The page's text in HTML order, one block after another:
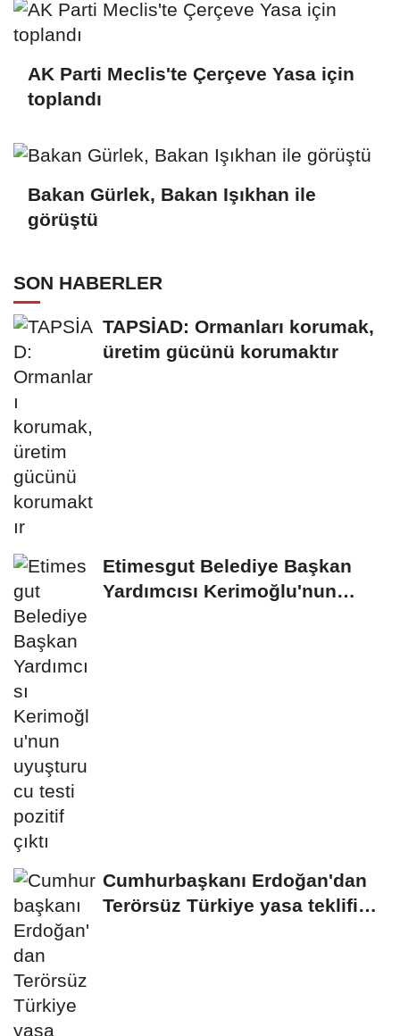
AK Parti Meclis'te Çerçeve Yasa için
toplandı
Bakan Gürlek, Bakan Işıkhan ile
görüştü
SON HABERLER
TAPSİAD: Ormanları korumak,
üretim gücünü korumaktır
Etimesgut Belediye Başkan
Yardımcısı Kerimoğlu'nun
Cumhurbaşkanı Erdoğan'dan
Terörsüz Türkiye yasa teklifine